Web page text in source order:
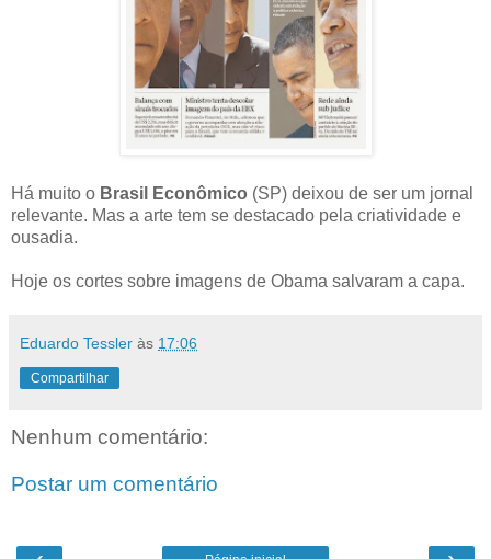
Há muito o Brasil Econômico (SP) deixou de ser um jornal
relevante. Mas a arte tem se destacado pela criatividade e
ousadia.
Hoje os cortes sobre imagens de Obama salvaram a capa.
Eduardo Tessler às 17:06
Compartilhar
Nenhum comentário:
Postar um comentário